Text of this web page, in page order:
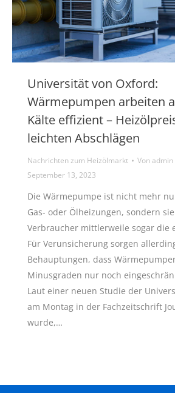
Universität von Oxford:
Wärmepumpen arbeiten
Kälte effizient –
leichten Abschlägen
Nachrichten zum Heizölmarkt Vonadmin
September 13, 2023
Die Wärmepumpe ist nicht mehr
Gas- oder Ölheizungen, sondern
Verbraucher mittlerweile sogar die
Für Verunsicherung sorgen
Behauptungen, dass
Minusgraden nur noch
Laut einer neuen Studie der
am Montag in der Fachzeitschrift
wurde,…